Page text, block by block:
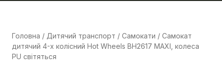
Головна / Дитячий транспорт / Самокати / Самокат
дитячий 4-х колісний Hot Wheels BH2617 MAXI, колеса
PU світяться